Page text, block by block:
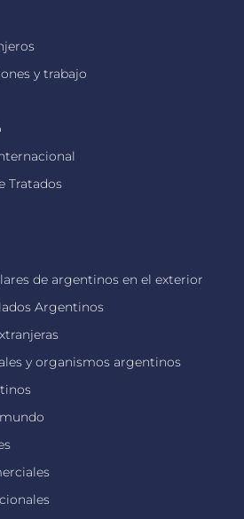
y trabajo
Tratados
de argentinos en el exterior
Argentinos
y organismos argentinos